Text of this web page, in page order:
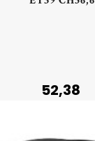
Plus de détails
52,38